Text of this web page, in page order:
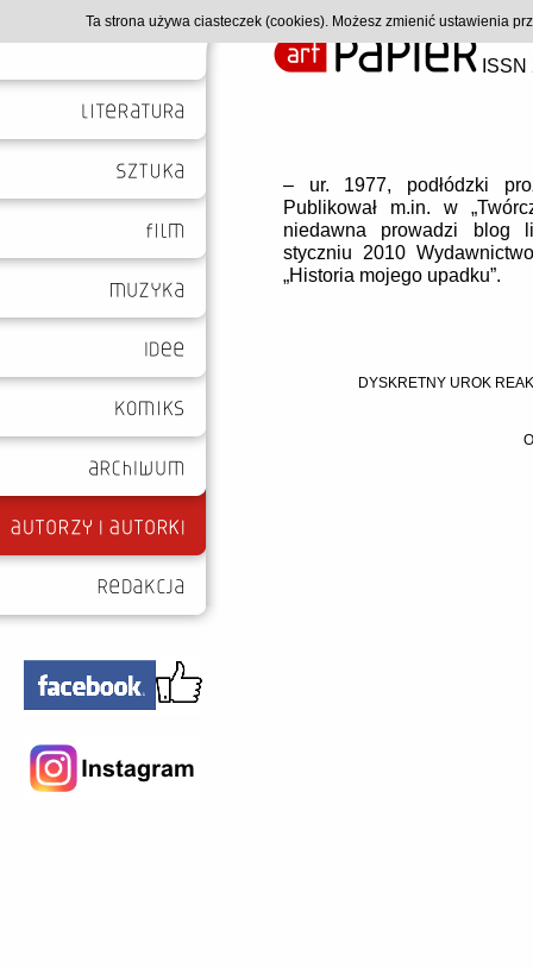
– ur. 1977, podłódzki
Publikował m.in. w
niedawna prowadzi blog
styczniu 2010
„Historia mojego upadku”.
DYSKRETNY UROK
Ta strona używa ciasteczek (cookies). Możesz zmienić ustawienia